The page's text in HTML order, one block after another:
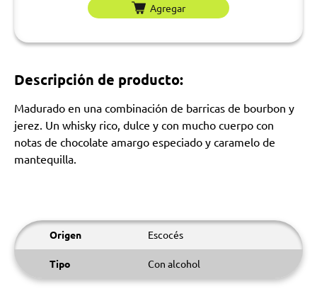
Agregar
Descripción de producto:
Madurado en una combinación de barricas de bourbon y
jerez. Un whisky rico, dulce y con mucho cuerpo con
notas de chocolate amargo especiado y caramelo de
mantequilla.
Origen Escocés
Tipo Con alcohol